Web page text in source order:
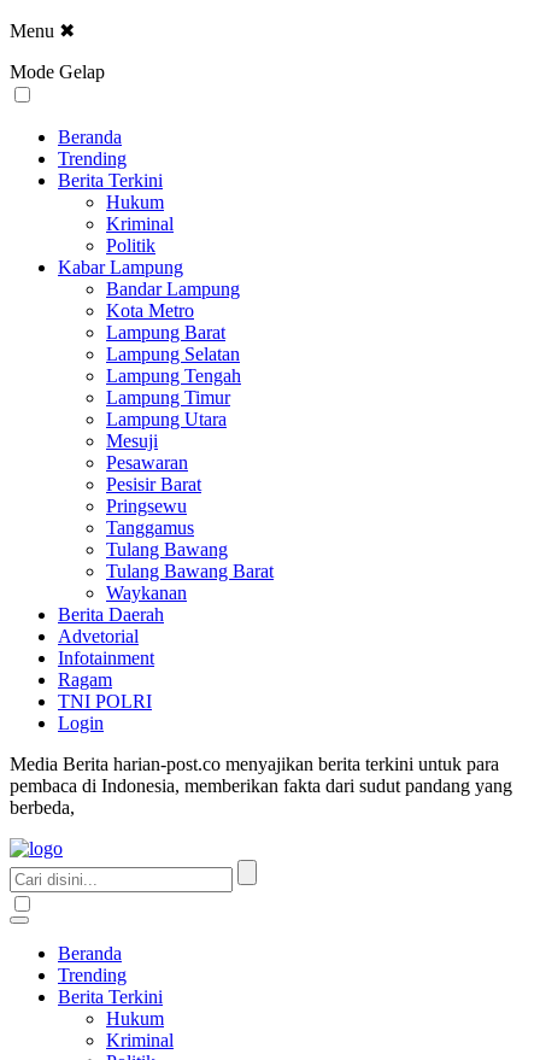
Menu ✖
Mode Gelap
Beranda
Trending
Berita Terkini
Hukum
Kriminal
Politik
Kabar Lampung
Bandar Lampung
Kota Metro
Lampung Barat
Lampung Selatan
Lampung Tengah
Lampung Timur
Lampung Utara
Mesuji
Pesawaran
Pesisir Barat
Pringsewu
Tanggamus
Tulang Bawang
Tulang Bawang Barat
Waykanan
Berita Daerah
Advetorial
Infotainment
Ragam
TNI POLRI
Login
Media Berita harian-post.co menyajikan berita terkini untuk para
pembaca di Indonesia, memberikan fakta dari sudut pandang yang
berbeda,
Beranda
Trending
Berita Terkini
Hukum
Kriminal